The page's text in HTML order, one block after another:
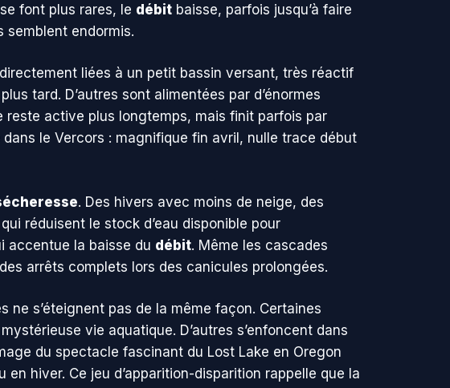
font plus rares, le débit baisse, parfois jusqu’à faire
semblent endormis.
liées à un petit bassin versant, très réactif
tard. D’autres sont alimentées par d’énormes
active plus longtemps, mais finit parfois par
le Vercors : magnifique fin avril, nulle trace début
. Des hivers avec moins de neige, des
réduisent le stock d’eau disponible pour
accentue la baisse du débit. Même les cascades
arrêts complets lors des canicules prolongées.
ne s’éteignent pas de la même façon. Certaines
vie aquatique. D’autres s’enfoncent dans
du spectacle fascinant du Lost Lake en Oregon
hiver. Ce jeu d’apparition-disparition rappelle que la